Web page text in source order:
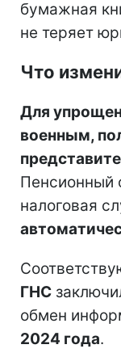
бумажная
не теряет
Что
Для
военным,
Пенсионный
налоговая
ГНС
обмен
2024 года.